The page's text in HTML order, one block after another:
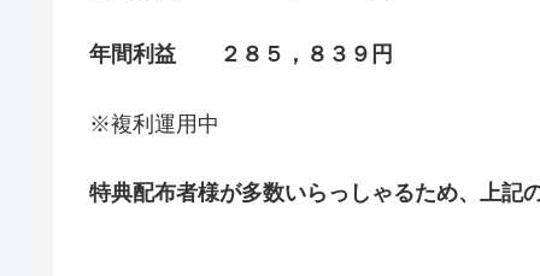
年間利益 ２８５，８３９円
※複利運用中
特典配布者様が多数いらっしゃるため、上記